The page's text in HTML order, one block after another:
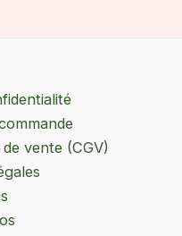
vente (CGV)